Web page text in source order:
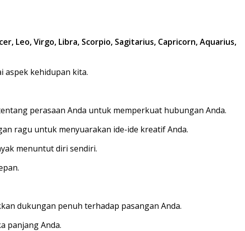
Leo, Virgo, Libra, Scorpio, Sagitarius, Capricorn, Aquarius,
aspek kehidupan kita.
perasaan Anda untuk memperkuat hubungan Anda.
ragu untuk menyuarakan ide-ide kreatif Anda.
menuntut diri sendiri.
dukungan penuh terhadap pasangan Anda.
panjang Anda.